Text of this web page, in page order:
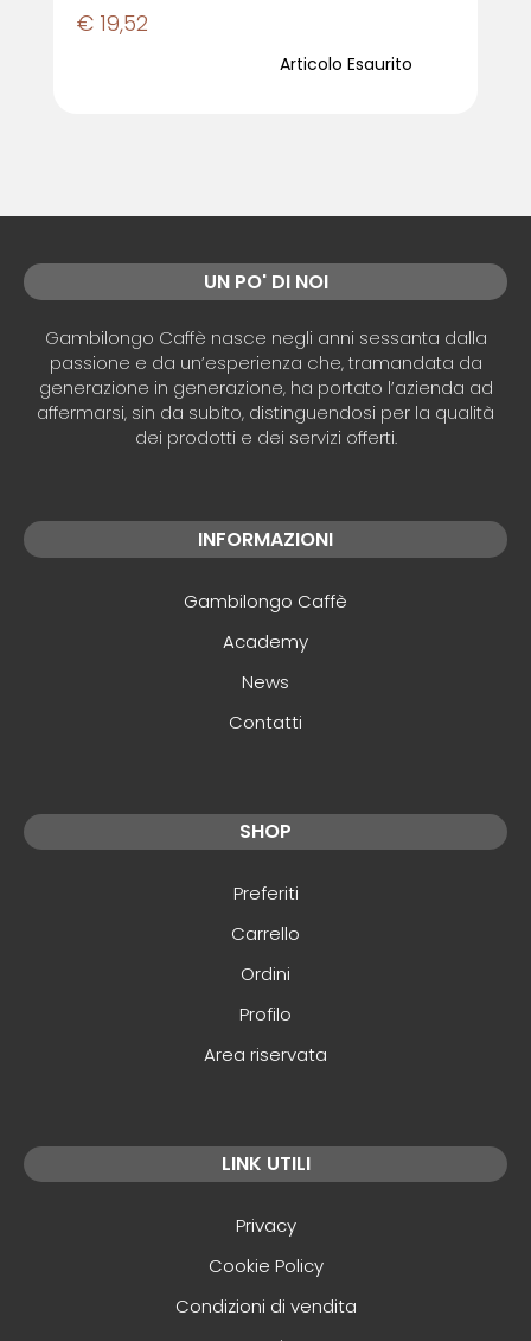
€ 19,52
Articolo Esaurito
UN PO' DI NOI
Gambilongo Caffè nasce negli anni sessanta dalla
passione e da un’esperienza che, tramandata da
generazione in generazione, ha portato l’azienda ad
affermarsi, sin da subito, distinguendosi per la qualità
dei prodotti e dei servizi offerti.
INFORMAZIONI
Gambilongo Caffè
Academy
News
Contatti
SHOP
Preferiti
Carrello
Ordini
Profilo
Area riservata
LINK UTILI
Privacy
Cookie Policy
Condizioni di vendita